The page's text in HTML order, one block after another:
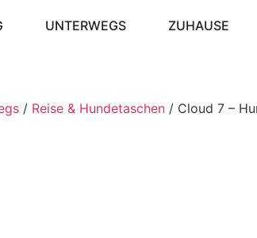
UNTERWEGS ZUHAUSE
/ Reise & Hundetaschen / Cloud 7 –